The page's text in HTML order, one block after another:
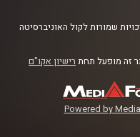
שמורות לקול האוניברסיטה
זה מופעל תחת רישיון אקו"ם
Powered by